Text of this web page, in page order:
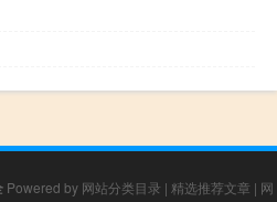
Powered by 网站分类目录 | 精选推荐文章 | 网